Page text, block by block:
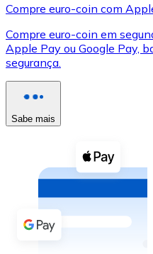
XRP
XRP
Ver tudo
Cupons cripto
Compre
Comprar com dinheiro
Transferência SEPA
Compre euro-coin com
Compre euro-coin em
Apple Pay ou Google Pay,
segurança.
Sabe mais